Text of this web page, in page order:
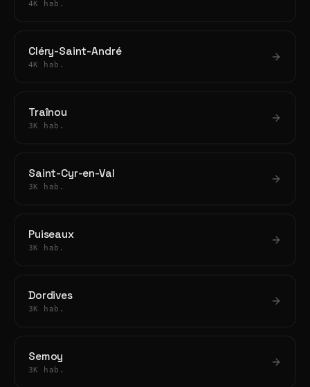
4K hab.
Cléry-Saint-André
4K hab.
Traînou
3K hab.
Saint-Cyr-en-Val
3K hab.
Puiseaux
3K hab.
Dordives
3K hab.
Semoy
3K hab.